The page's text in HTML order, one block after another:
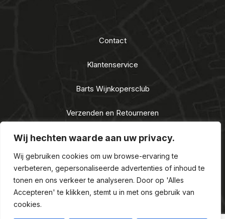
Wij hechten waarde aan uw privacy.
Wij gebruiken cookies om uw browse-ervaring te
verbeteren, gepersonaliseerde advertenties of inhoud te
tonen en ons verkeer te analyseren. Door op 'Alles
Accepteren' te klikken, stemt u in met ons gebruik van
cookies.
Contact
Klantenservice
Barts Wijnkopersclub
Verzenden en Retourneren
Algemene voorwaarden
Privacy Statement
Nieuwe Alcoholwet 2021